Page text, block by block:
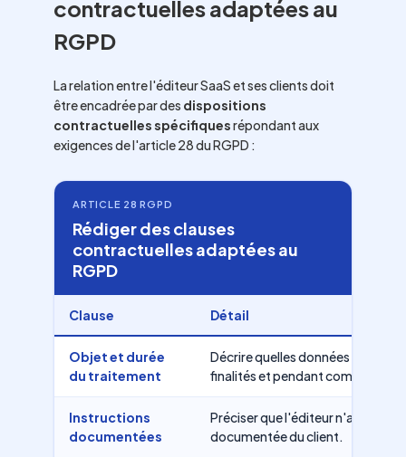
contractuelles adaptées au
RGPD
La relation entre l'éditeur SaaS et ses clients doit
être encadrée par des dispositions
contractuelles spécifiquesrépondant aux
exigences de l'article 28 du RGPD :
ARTICLE 28 RGPD
Rédiger des clauses
contractuelles adaptées au
RGPD
Clause Détail
Objet et durée
du traitement
Décrire quelles données sont
finalités et pendant combien de
Instructions
documentées
Préciser que l'éditeur n'agit que
documentée du client.